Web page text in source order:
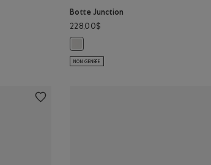
Botte Junction
228,00$
NON GENRÉE